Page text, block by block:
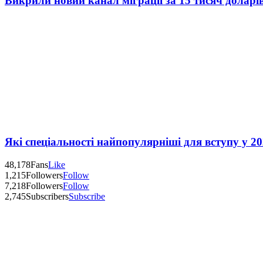
Які спеціальності найпопулярніші для вступу у
48,178FansLike
1,215FollowersFollow
7,218FollowersFollow
2,745SubscribersSubscribe